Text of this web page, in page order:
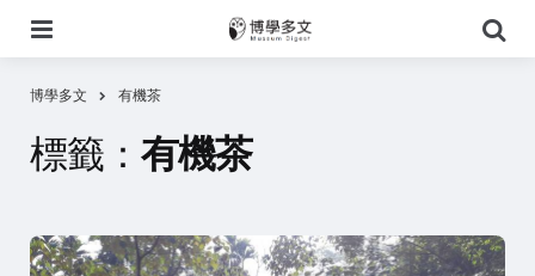
尋
博學多文 有機茶
標籤： 有機茶